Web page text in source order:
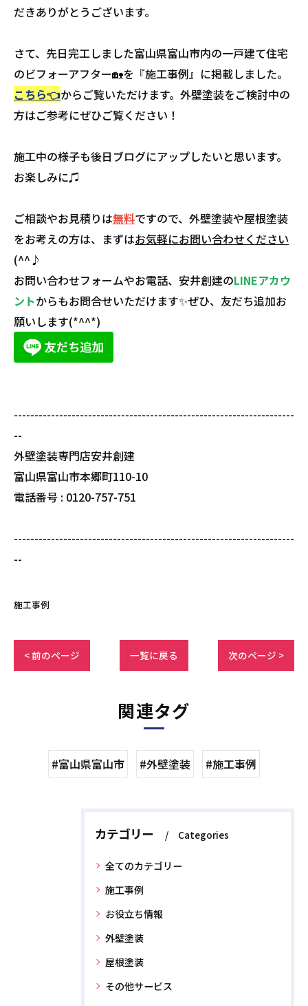
だきありがとうございます。
さて、先日完工しました富山県富山市内の一戸建て住宅
のビフォーアフター🏡を『施工事例』に掲載しました。
こちら👈からご覧いただけます。外壁塗装をご検討中の
方はご参考にぜひご覧ください！
施工中の様子も後日ブログにアップしたいと思います。
お楽しみに♫
ご相談やお見積りは無料ですので、外壁塗装や屋根塗装
をお考えの方は、まずはお気軽にお問い合わせください
(^^♪
お問い合わせフォームやお電話、安井創建のLINEアカウ
ントからもお問合せいただけます✨ぜひ、友だち追加お
願いします(*^^*)
--------------------------------------------------------------------
--
外壁塗装専門店安井創建
富山県富山市本郷町110-10
電話番号 : 0120-757-751
--------------------------------------------------------------------
--
施工事例
< 前のページ 一覧に戻る 次のページ >
関連タグ
#富山県富山市 #外壁塗装 #施工事例
カテゴリー Categories
全てのカテゴリー
施工事例
お役立ち情報
外壁塗装
屋根塗装
その他サービス